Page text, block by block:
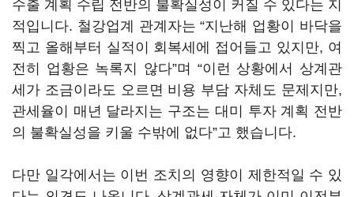
수출 계획 수립 전반의 불확실성이 커질 수 있다는 지
적입니다. 철강업계 관계자는 “지난해 업황이 바닥을
찍고 올해부터 실적이 회복세에 접어들고 있지만, 여
전히 업황은 녹록지 않다”며 “이런 상황에서 상계관
세가 조금이라도 오르면 비용 부담 자체도 문제지만,
관세율이 매년 달라지는 구조는 대미 투자 계획 전반
의 불확실성을 키울 수밖에 없다”고 했습니다.
다만 일각에서는 이번 조치의 영향이 제한적일 수 있